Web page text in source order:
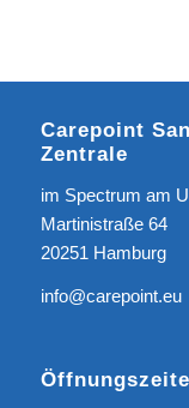
Carepoint
Zentrale
im Spectrum am
Martinistraße 64
20251 Hamburg
info@carepoint.eu